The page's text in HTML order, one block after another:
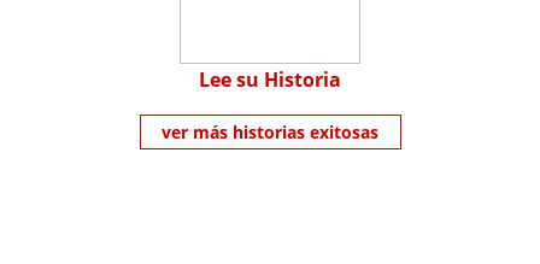
Lee su Historia
ver más historias exitosas